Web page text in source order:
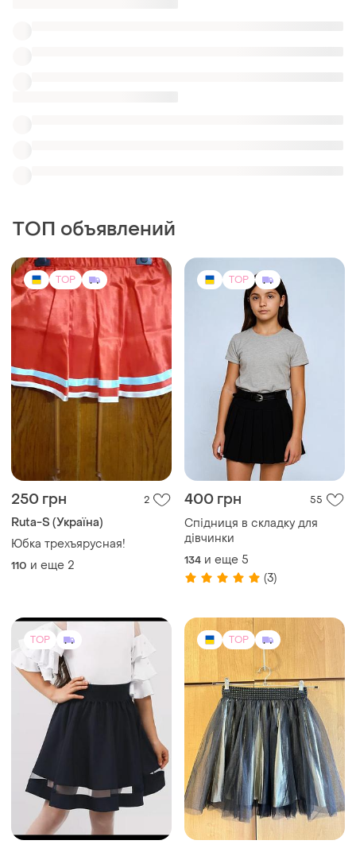
Ruta-S (Україна)
110 и еще 2 134 и еще 5
(3)
290 грн
104 и еще 5
TOP
400 грн
✨ нарядна спідниця у
158
TOP TOP